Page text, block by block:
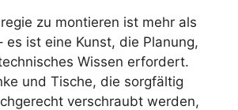
zu montieren ist mehr als
es ist eine Kunst, die Planung,
Wissen erfordert.
und Tische, die sorgfältig
verschraubt werden,